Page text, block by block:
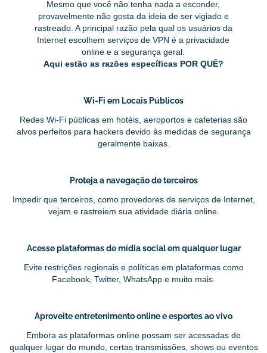
Mesmo que você não tenha nada a esconder,
provavelmente não gosta da ideia de ser vigiado e
rastreado. A principal razão pela qual os usuários da
Internet escolhem serviços de VPN é a privacidade
online e a segurança geral.
Aqui estão as razões específicas POR QUÊ?
Wi-Fi em Locais Públicos
Redes Wi-Fi públicas em hotéis, aeroportos e cafeterias são
alvos perfeitos para hackers devido às medidas de segurança
geralmente baixas.
Proteja a navegação de terceiros
Impedir que terceiros, como provedores de serviços de Internet,
vejam e rastreiem sua atividade diária online.
Acesse plataformas de mídia social em qualquer lugar
Evite restrições regionais e políticas em plataformas como
Facebook, Twitter, WhatsApp e muito mais.
Aproveite entretenimento online e esportes ao vivo
Embora as plataformas online possam ser acessadas de
qualquer lugar do mundo, certas transmissões, shows ou eventos